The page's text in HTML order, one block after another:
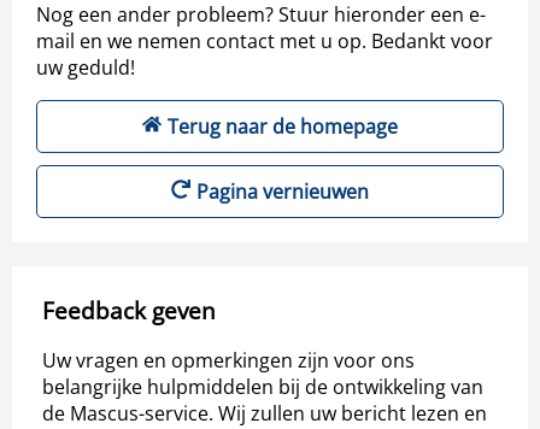
Nog een ander probleem? Stuur hieronder een e-
mail en we nemen contact met u op. Bedankt voor
uw geduld!
Terug naar de homepage
Pagina vernieuwen
Feedback geven
Uw vragen en opmerkingen zijn voor ons
belangrijke hulpmiddelen bij de ontwikkeling van
de Mascus-service. Wij zullen uw bericht lezen en